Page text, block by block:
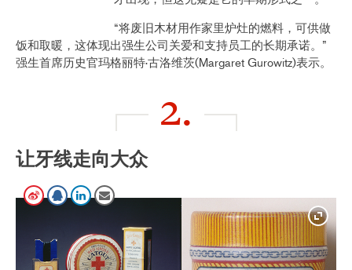
“将废旧木材用作家里炉灶的燃料，可供做
饭和取暖，这体现出强生公司关爱和支持员工的长期承诺。”
强生首席历史官玛格丽特·古洛维茨(Margaret Gurowitz)表示。
2.
让牙线走向大众